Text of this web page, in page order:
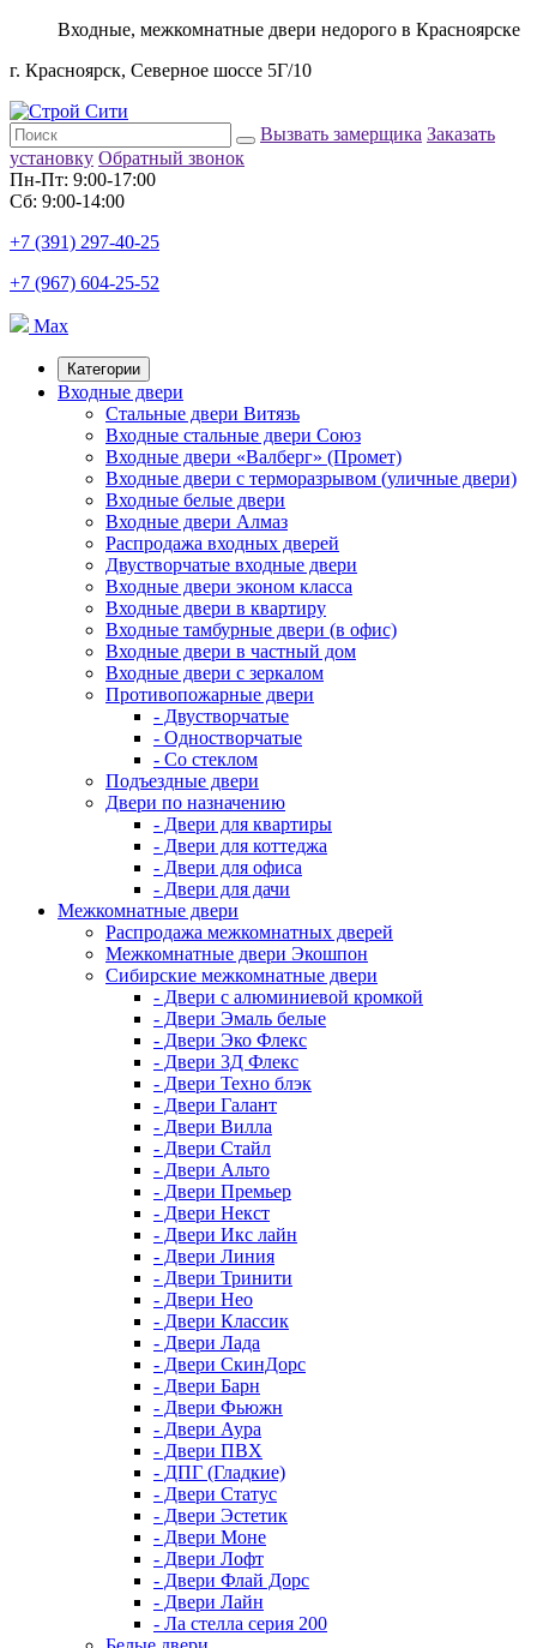
Входные, межкомнатные двери недорого в Красноярске
г. Красноярск, Северное шоссе 5Г/10
Вызвать замерщика Заказать
установку Обратный звонок
Пн-Пт: 9:00-17:00
Сб: 9:00-14:00
+7 (391) 297-40-25
+7 (967) 604-25-52
Max
Категории
Входные двери
Стальные двери Витязь
Входные стальные двери Союз
Входные двери «Валберг» (Промет)
Входные двери с терморазрывом (уличные двери)
Входные белые двери
Входные двери Алмаз
Распродажа входных дверей
Двустворчатые входные двери
Входные двери эконом класса
Входные двери в квартиру
Входные тамбурные двери (в офис)
Входные двери в частный дом
Входные двери с зеркалом
Противопожарные двери
- Двустворчатые
- Одностворчатые
- Со стеклом
Подъездные двери
Двери по назначению
- Двери для квартиры
- Двери для коттеджа
- Двери для офиса
- Двери для дачи
Межкомнатные двери
Распродажа межкомнатных дверей
Межкомнатные двери Экошпон
Сибирские межкомнатные двери
- Двери с алюминиевой кромкой
- Двери Эмаль белые
- Двери Эко Флекс
- Двери 3Д Флекс
- Двери Техно блэк
- Двери Галант
- Двери Вилла
- Двери Стайл
- Двери Альто
- Двери Премьер
- Двери Некст
- Двери Икс лайн
- Двери Линия
- Двери Тринити
- Двери Нео
- Двери Классик
- Двери Лада
- Двери СкинДорс
- Двери Барн
- Двери Фьюжн
- Двери Аура
- Двери ПВХ
- ДПГ (Гладкие)
- Двери Статус
- Двери Эстетик
- Двери Моне
- Двери Лофт
- Двери Флай Дорс
- Двери Лайн
- Ла стелла серия 200